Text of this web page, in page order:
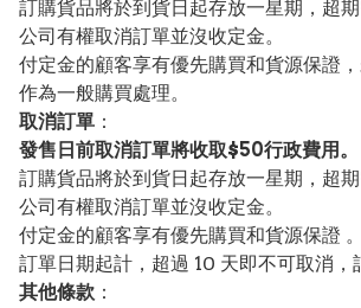
訂購貨品將於到貨日起存放一星期，超
公司有權取消訂單並沒收定金。
付定金的顧客享有優先購買和貨源保證
作為一般購買處理。
取消訂單 ：
發售日前取消訂單將收取$50行政費用。
訂購貨品將於到貨日起存放一星期，超
公司有權取消訂單並沒收定金。
付定金的顧客享有優先購買和貨源保證 。
訂單日期起計，超過 10 天即不可取消，
其他條款 ：